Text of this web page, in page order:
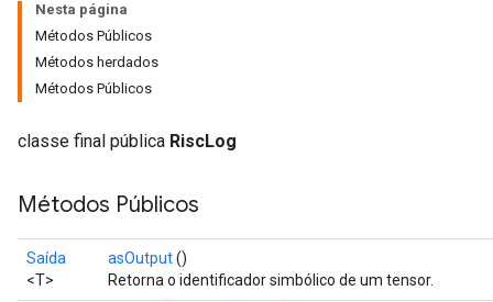
Nesta página
Métodos Públicos
Métodos herdados
Métodos Públicos
classe final pública RiscLog
Métodos Públicos
Saída
<T>
asOutput()
Retorna o identificador simbólico de um tensor.